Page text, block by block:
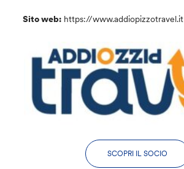
Sito web: https://www.addiopizzotravel.it
SCOPRI IL SOCIO